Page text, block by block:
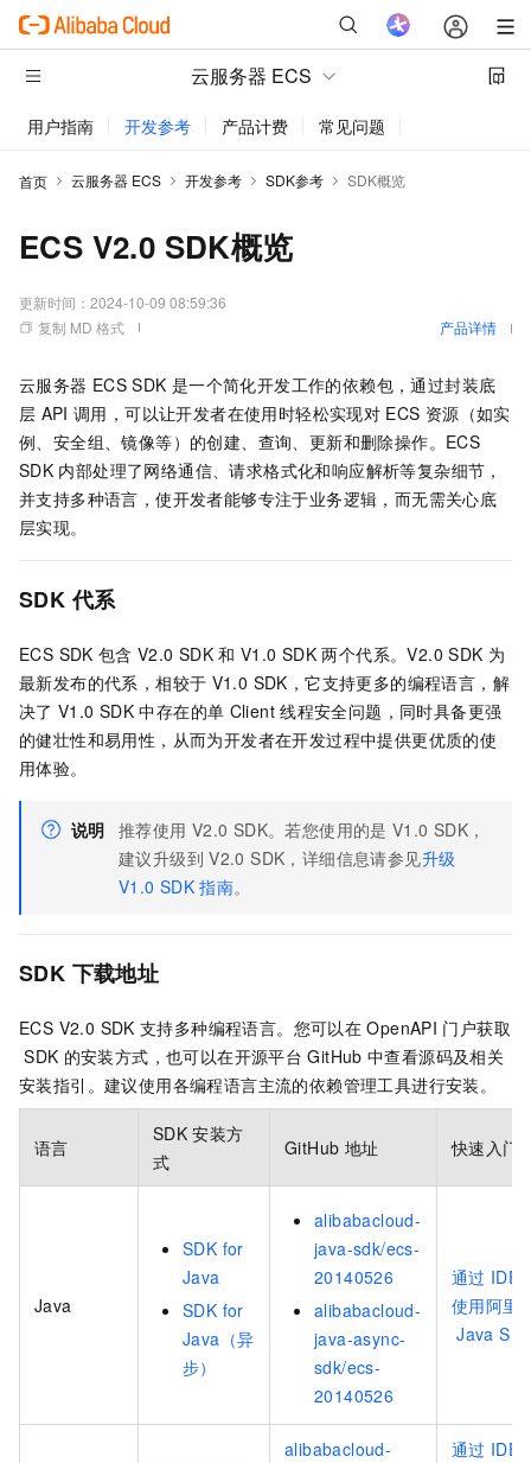
云服务器 ECS
用户指南 开发参考 产品计费 常见问题
首页 云服务器 ECS 开发参考 SDK参考 SDK概览
ECS V2.0 SDK概览
更新时间： 2024-10-09 08:59:36
复制 MD 格式
产品详情
云服务器 ECS SDK 是一个简化开发工作的依赖包，通过封装底
层 API 调用，可以让开发者在使用时轻松实现对 ECS 资源（如实
例、安全组、镜像等）的创建、查询、更新和删除操作。ECS
SDK 内部处理了网络通信、请求格式化和响应解析等复杂细节，
并支持多种语言，使开发者能够专注于业务逻辑，而无需关心底
层实现。
SDK 代系
ECS SDK 包含 V2.0 SDK 和 V1.0 SDK 两个代系。V2.0 SDK 为
最新发布的代系，相较于 V1.0 SDK，它支持更多的编程语言，解
决了 V1.0 SDK 中存在的单 Client 线程安全问题，同时具备更强
的健壮性和易用性，从而为开发者在开发过程中提供更优质的使
用体验。
说明 推荐使用 V2.0 SDK。若您使用的是 V1.0 SDK，
建议升级到 V2.0 SDK，详细信息请参见升级
V1.0 SDK 指南。
SDK 下载地址
ECS V2.0 SDK 支持多种编程语言。您可以在 OpenAPI 门户获取
SDK 的安装方式，也可以在开源平台 GitHub 中查看源码及相关
安装指引。建议使用各编程语言主流的依赖管理工具进行安装。
语言
SDK 安装方
式
GitHub 地址 快速入门
Java
SDK for
Java
SDK for
Java（异
步）
alibabacloud-
java-sdk/ecs-
20140526
alibabacloud-
java-async-
sdk/ecs-
20140526
通过 IDE
使用阿里
Java
alibabacloud-
通过 IDE